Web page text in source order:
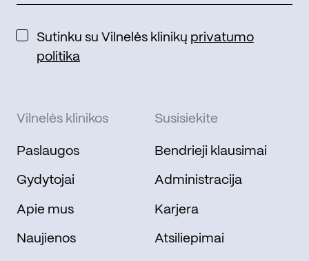
Sutinku su Vilnelės klinikų privatumo
politika
Vilnelės klinikos
Paslaugos
Gydytojai
Apie mus
Naujienos
Susisiekite
Bendrieji klausimai
Administracija
Karjera
Atsiliepimai